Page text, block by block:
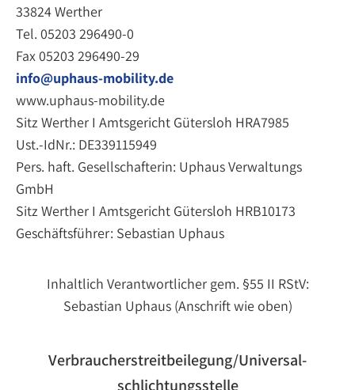
33824 Werther
Tel. 05203 296490-0
Fax 05203 296490-29
info@uphaus-mobility.de
www.uphaus-mobility.de
Sitz Werther I Amtsgericht Gütersloh HRA7985
Ust.-IdNr.: DE339115949
Pers. haft. Gesellschafterin: Uphaus Verwaltungs
GmbH
Sitz Werther I Amtsgericht Gütersloh HRB10173
Geschäftsführer: Sebastian Uphaus
Inhaltlich Verantwortlicher gem. §55 II RStV:
Sebastian Uphaus (Anschrift wie oben)
Verbraucher­streit­beilegung/Universal­
schlichtungs­stelle